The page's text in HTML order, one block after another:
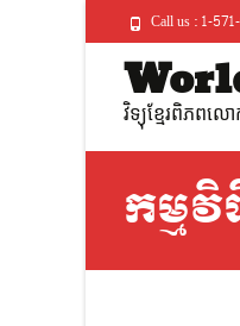
Call us : 1-
វិទ្យុខ្មែរពិភពល
កម្ម